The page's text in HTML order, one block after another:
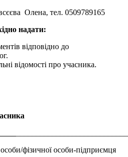
Олена, тел. 0509789165
надати:
відповідно до
відомості про учасника.
фізичної особи-підприємця